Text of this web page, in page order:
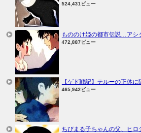
524,431ビュー
もののけ姫の都市伝説…アシ
472,887ビュー
【ゲド戦記】テルーの正体
465,942ビュー
ちびまる子ちゃんの父、ヒロ